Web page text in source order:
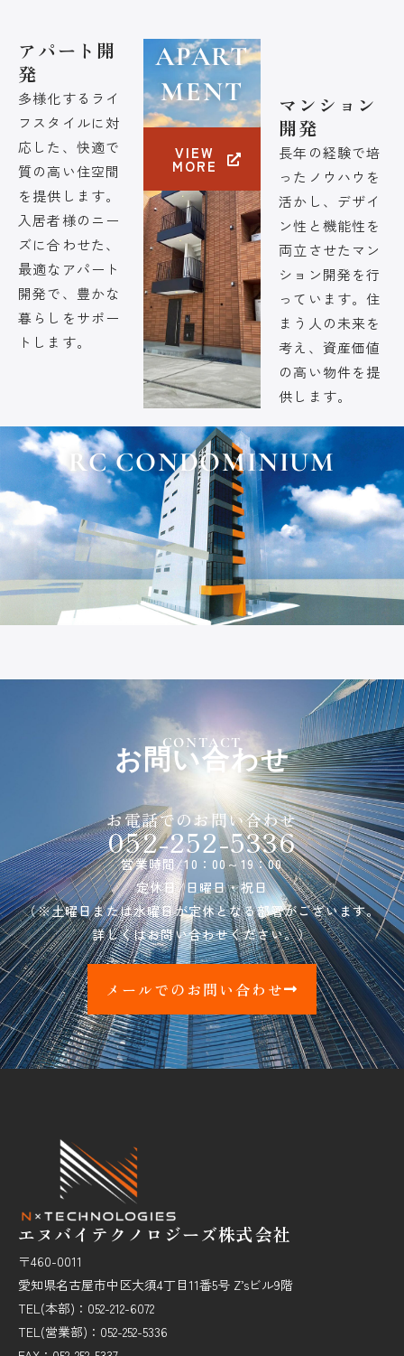
アパート開
発
多様化するライ
フスタイルに対
応した、快適で
質の高い住空間
を提供します。
入居者様のニー
ズに合わせた、
最適なアパート
開発で、豊かな
暮らしをサポー
トします。
APART
MENT
VIEW
MORE
マンション
開発
長年の経験で培
ったノウハウを
活かし、デザイ
ン性と機能性を
両立させたマン
ション開発を行
っています。住
まう人の未来を
考え、資産価値
の高い物件を提
供します。
RC CONDOMINIUM
CONTACT
お問い合わせ
お電話でのお問い合わせ
052-252-5336
営業時間/10：00～19：00
定休日/日曜日・祝日
（※土曜日または水曜日が定休となる部署がございます。
詳しくはお問い合わせください。）
メールでのお問い合わせ
エヌバイテクノロジーズ株式会社
〒460-0011
愛知県名古屋市中区大須4丁目11番5号 Z’sビル9階
TEL(本部)：052-212-6072
TEL(営業部)：052-252-5336